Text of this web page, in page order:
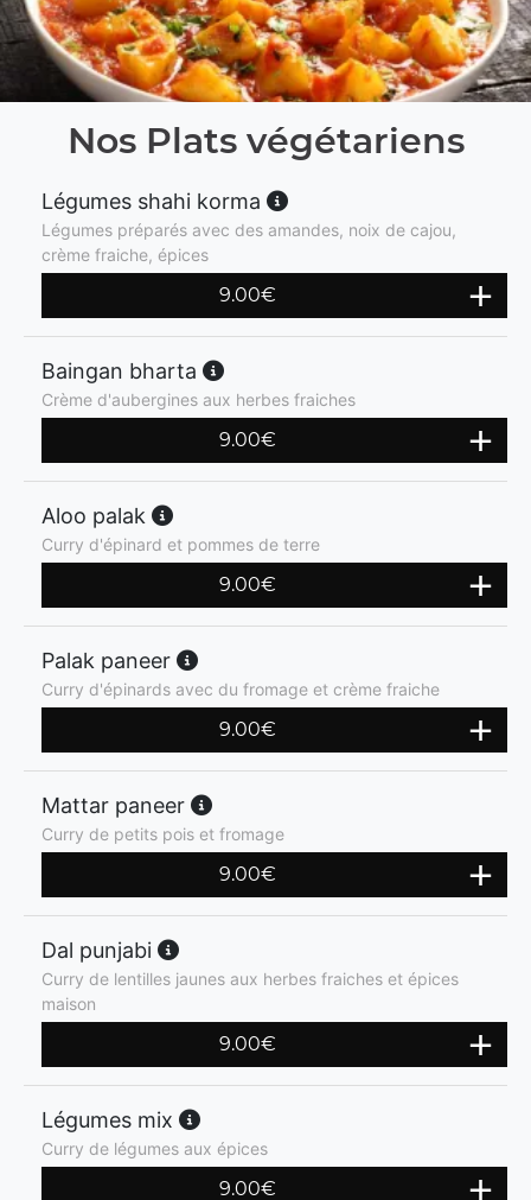
Nos Plats végétariens
Légumes shahi korma
Légumes préparés avec des amandes, noix de cajou,
crème fraiche, épices
9.00€
Baingan bharta
Crème d'aubergines aux herbes fraiches
9.00€
Aloo palak
Curry d'épinard et pommes de terre
9.00€
Palak paneer
Curry d'épinards avec du fromage et crème fraiche
9.00€
Mattar paneer
Curry de petits pois et fromage
9.00€
Dal punjabi
Curry de lentilles jaunes aux herbes fraiches et épices
maison
9.00€
Légumes mix
Curry de légumes aux épices
9.00€